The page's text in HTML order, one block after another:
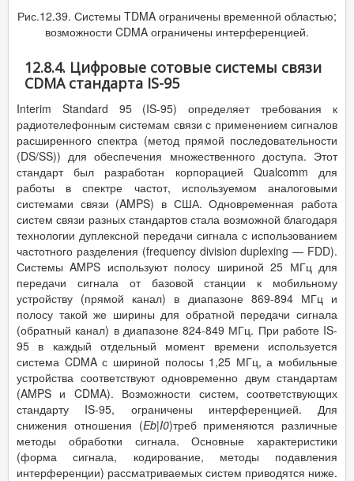
Рис.12.39. Системы TDMA ограничены временной областью;
возможности CDMA ограничены интерференцией.
12.8.4. Цифровые сотовые системы связи
CDMA стандарта IS-95
Interim Standard 95 (IS-95) определяет требования к
радиотелефонным системам связи с применением сигналов
расширенного спектра (метод прямой последовательности
(DS/SS)) для обеспечения множественного доступа. Этот
стандарт был разработан корпорацией Qualcomm для
работы в спектре частот, используемом аналоговыми
системами связи (AMPS) в США. Одновременная работа
систем связи разных стандартов стала возможной благодаря
технологии дуплексной передачи сигнала с использованием
частотного разделения (frequency division duplexing — FDD).
Системы AMPS используют полосу шириной 25 МГц для
передачи сигнала от базовой станции к мобильному
устройству (прямой канал) в диапазоне 869-894 МГц и
полосу такой же ширины для обратной передачи сигнала
(обратный канал) в диапазоне 824-849 МГц. При работе IS-
95 в каждый отдельный момент времени используется
система CDMA с шириной полосы 1,25 МГц, а мобильные
устройства соответствуют одновременно двум стандартам
(AMPS и CDMA). Возможности систем, соответствующих
стандарту IS-95, ограничены интерференцией. Для
снижения отношения (Eb|I0)треб применяются различные
методы обработки сигнала. Основные характеристики
(форма сигнала, кодирование, методы подавления
интерференции) рассматриваемых систем приводятся ниже.